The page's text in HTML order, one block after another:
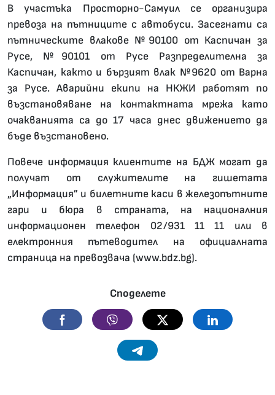
В участъка Просторно-Самуил се организира
превоза на пътниците с автобуси. Засегнати са
пътническите влакове №90100 от Каспичан за
Русе, №90101 от Русе Разпределителна за
Каспичан, както и бързият влак №9620 от Варна
за Русе. Аварийни екипи на НКЖИ работят по
възстановяване на контактната мрежа като
очакванията са до 17 часа днес движението да
бъде възстановено.
Повече информация клиентите на БДЖ могат да
получат от служителите на гишетата
„Информация” и билетните каси в железопътните
гари и бюра в страната, на националния
информационен телефон 02/931 11 11 или в
електронния пътеводител на официалната
страница на превозвача (www.bdz.bg).
Споделете
Facebook Viber Twitter Linkedin
Telegram